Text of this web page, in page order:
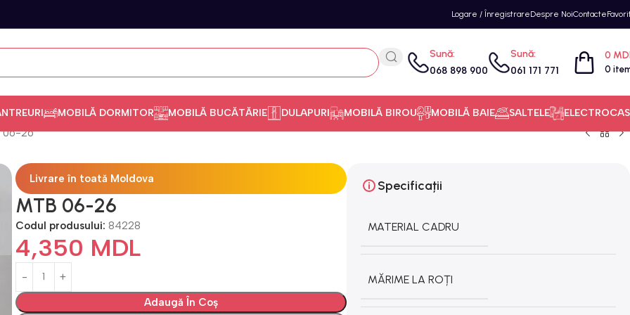
Logare / ÎnregistrareDespre NoiContacte
Sună:
068 898 900
Sună:
061 171 771 0
0
MOBILĂ DORMITOR MOBILĂ BUCĂTĂRIE DULAPURI MOBILĂ BIROU MOBILĂ BAIE SALTELE
06-26
Livrare în toată Moldova
MTB 06-26
Codul produsului: 84228
4,350 MDL
Adaugă În Coș
Specificații
MATERIAL CADRU
MĂRIME LA ROȚI